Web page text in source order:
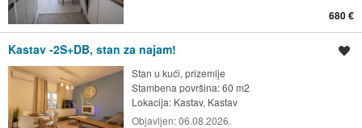
680 €
Kastav -2S+DB, stan za najam!
Stan u kući, prizemlje
Stambena površina: 60 m2
Lokacija: Kastav, Kastav
Objavljen:06.08.2026.